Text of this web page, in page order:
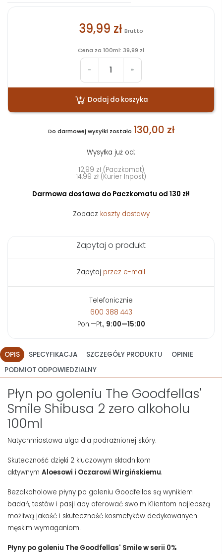
39,99 zł Brutto
Cena za 100ml: 39,99 zł
- +
Dodaj do koszyka
Do darmowej wysyłki zostało 130,00 zł
Wysyłka już od:
12,99 zł (Paczkomat)
14,99 zł (Kurier Inpost)
Darmowa dostawa do Paczkomatu od 130 zł!
Zobacz koszty dostawy
Zapytaj o produkt
Zapytaj przez e-mail
Telefonicznie
600 388 443
Pon.—Pt., 9:00—15:00
OPIS SPECYFIKACJA SZCZEGÓŁY PRODUKTU
OPINIE
PODMIOT ODPOWIEDZIALNY
Płyn po goleniu The Goodfellas'
Smile Shibusa 2 zero alkoholu
100ml
Natychmiastowa ulga dla podrażnionej skóry.
Skuteczność dzięki 2 kluczowym składnikom
aktywnym Aloesowi i Oczarowi Wirgińskiemu.
Bezalkoholowe płyny po goleniu Goodfellas są wynikiem
badań, testów i pasji aby oferować swoim Klientom najlepszą
możliwą jakość i skuteczność kosmetyków dedykowanych
męskim wymaganiom.
Płyny po goleniu The Goodfellas' Smile w serii 0%